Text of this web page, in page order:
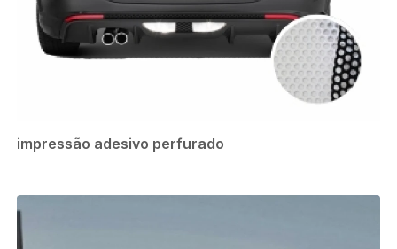
impressão adesivo perfurado